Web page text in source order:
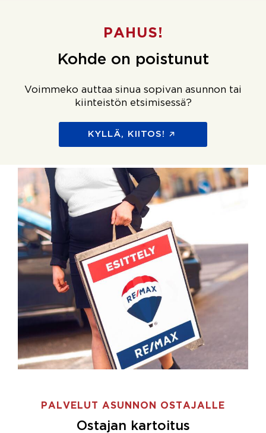
PAHUS!
Kohde on poistunut
Voimmeko auttaa sinua sopivan asunnon tai
kiinteistön etsimisessä?
KYLLÄ, KIITOS!
PALVELUT ASUNNON OSTAJALLE
Ostajan kartoitus